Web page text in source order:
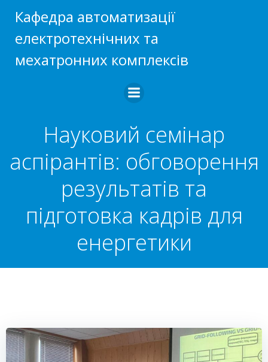
до
вмісту
Кафедра автоматизації
електротехнічних та
мехатронних комплексів
Науковий семінар
аспірантів: обговорення
результатів та
підготовка кадрів для
енергетики